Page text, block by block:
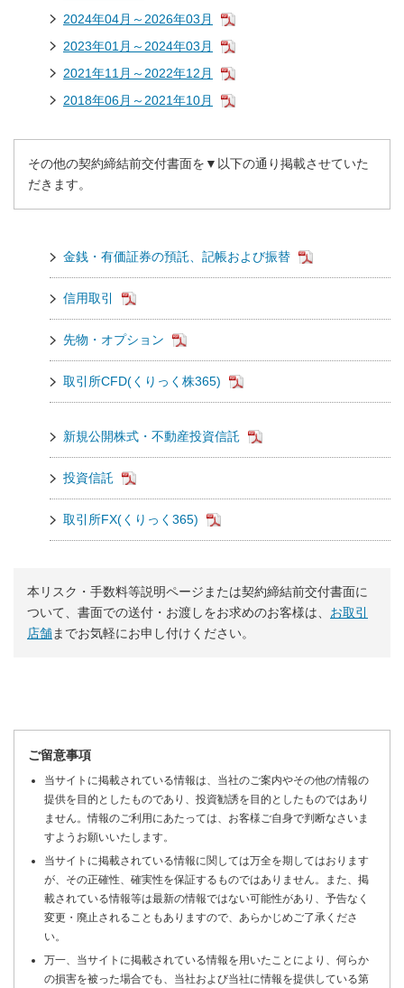
2024年04月～2026年03月
2023年01月～2024年03月
2021年11月～2022年12月
2018年06月～2021年10月
その他の契約締結前交付書面を▼以下の通り掲載させていた
だきます。
金銭・有価証券の預託、記帳および振替
信用取引
先物・オプション
取引所CFD(くりっく株365)
新規公開株式・不動産投資信託
投資信託
取引所FX(くりっく365)
本リスク・手数料等説明ページまたは契約締結前交付書面に
ついて、書面での送付・お渡しをお求めのお客様は、 お取引
店舗までお気軽にお申し付けください。
ご留意事項
当サイトに掲載されている情報は、当社のご案内やその他の情報の
提供を目的としたものであり、投資勧誘を目的としたものではあり
ません。情報のご利用にあたっては、お客様ご自身で判断なさいま
すようお願いいたします。
当サイトに掲載されている情報に関しては万全を期してはおります
が、その正確性、確実性を保証するものではありません。また、掲
載されている情報等は最新の情報ではない可能性があり、予告なく
変更・廃止されることもありますので、あらかじめご了承くださ
い。
万一、当サイトに掲載されている情報を用いたことにより、何らか
の損害を被った場合でも、当社および当社に情報を提供している第